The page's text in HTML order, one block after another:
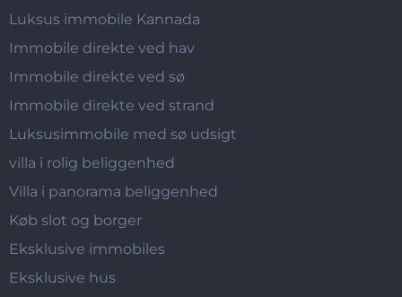
Luksus immobile Kannada
Immobile direkte ved hav
Immobile direkte ved sø
Immobile direkte ved strand
Luksusimmobile med sø udsigt
villa i rolig beliggenhed
Villa i panorama beliggenhed
Køb slot og borger
Eksklusive immobiles
Eksklusive hus